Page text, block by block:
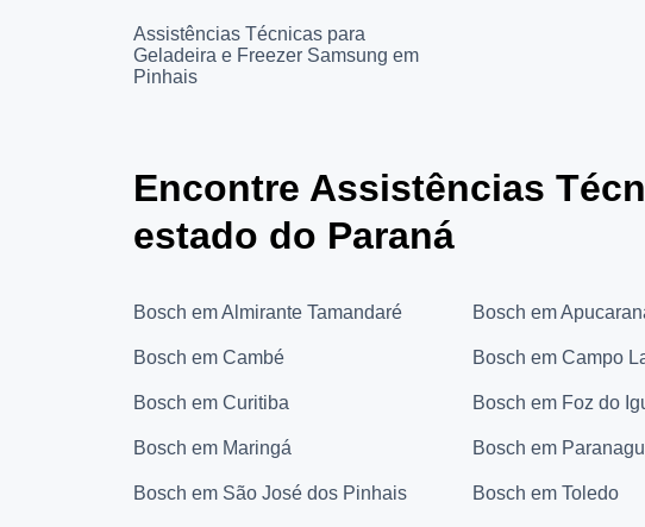
Assistências Técnicas para
Geladeira e Freezer Samsung em
Pinhais
Encontre Assistências
estado do Paraná
Bosch em Almirante Tamandaré Bosch em
Bosch em Cambé Bosch em Campo
Bosch em Curitiba Bosch em Foz do
Bosch em Maringá Bosch em
Bosch em São José dos Pinhais Bosch em Toledo